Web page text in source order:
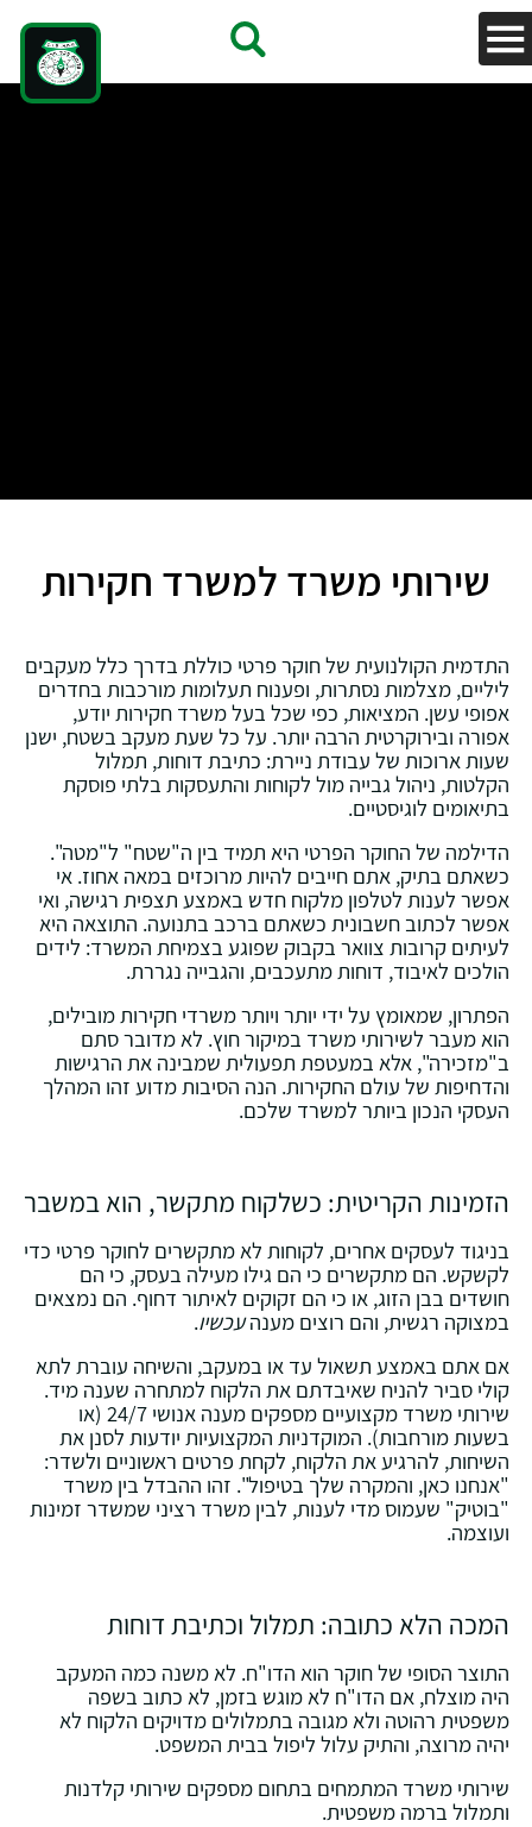
שירותי משרד למשרד חקירות
התדמית הקולנועית של חוקר פרטי כוללת בדרך כלל מעקבים
ליליים, מצלמות נסתרות, ופענוח תעלומות מורכבות בחדרים
אפופי עשן. המציאות, כפי שכל בעל משרד חקירות יודע,
אפורה ובירוקרטית הרבה יותר. על כל שעת מעקב בשטח, ישנן
שעות ארוכות של עבודת ניירת: כתיבת דוחות, תמלול
הקלטות, ניהול גבייה מול לקוחות והתעסקות בלתי פוסקת
בתיאומים לוגיסטיים.
הדילמה של החוקר הפרטי היא תמיד בין ה"שטח" ל"מטה".
כשאתם בתיק, אתם חייבים להיות מרוכזים במאה אחוז. אי
אפשר לענות לטלפון מלקוח חדש באמצע תצפית רגישה, ואי
אפשר לכתוב חשבונית כשאתם ברכב בתנועה. התוצאה היא
לעיתים קרובות צוואר בקבוק שפוגע בצמיחת המשרד: לידים
הולכים לאיבוד, דוחות מתעכבים, והגבייה נגררת.
הפתרון, שמאומץ על ידי יותר ויותר משרדי חקירות מובילים,
הוא מעבר לשירותי משרד במיקור חוץ. לא מדובר סתם
ב"מזכירה", אלא במעטפת תפעולית שמבינה את הרגישות
והדחיפות של עולם החקירות. הנה הסיבות מדוע זהו המהלך
העסקי הנכון ביותר למשרד שלכם.
הזמינות הקריטית: כשלקוח מתקשר, הוא במשבר
בניגוד לעסקים אחרים, לקוחות לא מתקשרים לחוקר פרטי כדי
לקשקש. הם מתקשרים כי הם גילו מעילה בעסק, כי הם
חושדים בבן הזוג, או כי הם זקוקים לאיתור דחוף. הם נמצאים
במצוקה רגשית, והם רוצים מענהעכשיו.
אם אתם באמצע תשאול עד או במעקב, והשיחה עוברת לתא
קולי סביר להניח שאיבדתם את הלקוח למתחרה שענה מיד.
שירותי משרד מקצועיים מספקים מענה אנושי 24/7 (או
בשעות מורחבות). המוקדניות המקצועיות יודעות לסנן את
השיחות, להרגיע את הלקוח, לקחת פרטים ראשוניים ולשדר:
"אנחנו כאן, והמקרה שלך בטיפול". זהו ההבדל בין משרד
"בוטיק" שעמוס מדי לענות, לבין משרד רציני שמשדר זמינות
ועוצמה.
המכה הלא כתובה: תמלול וכתיבת דוחות
התוצר הסופי של חוקר הוא הדו"ח. לא משנה כמה המעקב
היה מוצלח, אם הדו"ח לא מוגש בזמן, לא כתוב בשפה
משפטית רהוטה ולא מגובה בתמלולים מדויקים הלקוח לא
יהיה מרוצה, והתיק עלול ליפול בבית המשפט.
שירותי משרד המתמחים בתחום מספקים שירותי קלדנות
ותמלול ברמה משפטית.